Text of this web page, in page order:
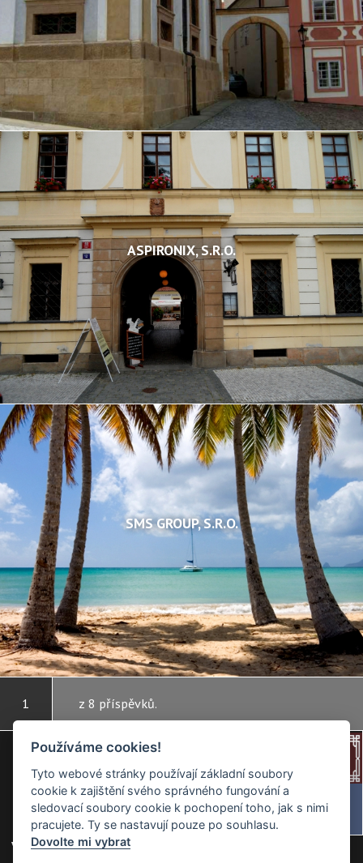
NAKUPOVÁNÍ A ZÁBAVA NA
ASPIRONIX, S.R.O.
SMS GROUP, S.R.O.
1 z 8 příspěvků.
Volné byty v této ulici -
Používáme cookies!
Tyto webové stránky používají základní soubory
cookie k zajištění svého správného fungování a
sledovací soubory cookie k pochopení toho, jak s nimi
pracujete. Ty se nastavují pouze po souhlasu.
Dovolte mi vybrat